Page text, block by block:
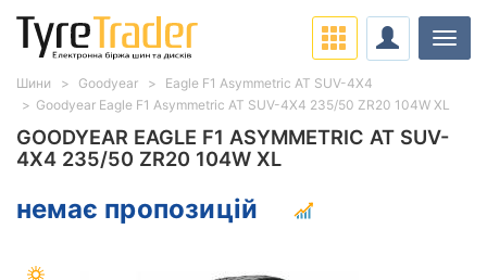
GOODYEAR EAGLE F1 ASYMMETRIC AT SUV-
4X4 235/50 ZR20 104W XL
немає пропозицій
Шини Goodyear
Eagle F1 Asymmetric AT SUV-4X4
Goodyear Eagle F1 Asymmetric AT SUV-4X4 235/50 ZR20 104W XL